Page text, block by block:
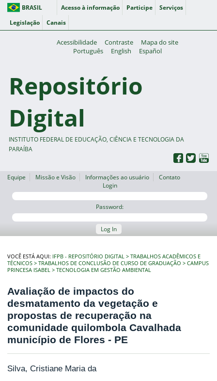
BRASIL Acesso à informação Participe
Serviços
Legislação
Canais
Acessibilidade Contraste
Mapa do site
Português
English Español
Repositório
Digital
INSTITUTO FEDERAL DE EDUCAÇÃO, CIÊNCIA E TECNOLOGIA DA
PARAÍBA
Equipe Missão e Visão Informações ao usuário
Contato
Login
Password:
Log In
VOCÊ ESTÁ AQUI: IFPB - REPOSITÓRIO DIGITAL
TRABALHOS ACADÊMICOS E
TÉCNICOS
TRABALHOS DE CONCLUSÃO DE CURSO DE GRADUAÇÃO
CAMPUS
PRINCESA ISABEL
TECNOLOGIA EM GESTÃO AMBIENTAL
Avaliação de impactos do
desmatamento da vegetação e
propostas de recuperação na
comunidade quilombola Cavalhada
município de Flores - PE
Silva, Cristiane Maria da